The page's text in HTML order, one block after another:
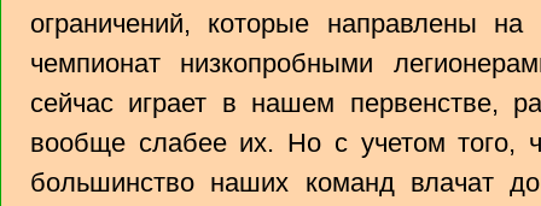
ограничений, которые направлены
чемпионат низкопробными
сейчас играет в нашем первенстве,
вообще слабее их. Но с учетом того,
большинство наших команд влачат